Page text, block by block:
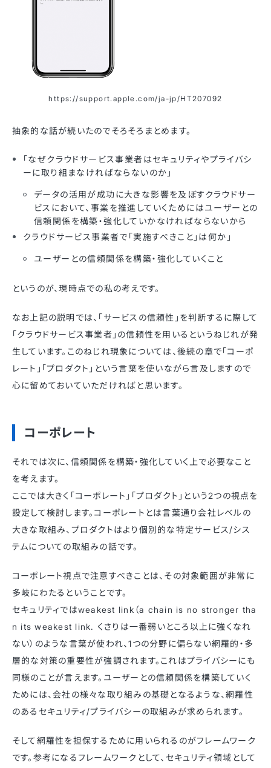
https://support.apple.com/ja-jp/HT207092
抽象的な話が続いたのでそろそろまとめます。
「なぜクラウドサービス事業者はセキュリティやプライバシ
ーに取り組まなければならないのか」
データの活用が成功に大きな影響を及ぼすクラウドサー
ビスにおいて、事業を推進していくためにはユーザーとの
信頼関係を構築・強化していかなければならないから
クラウドサービス事業者で「実施すべきこと」は何か」
ユーザーとの信頼関係を構築・強化していくこと
というのが、現時点での私の考えです。
なお上記の説明では、「サービスの信頼性」を判断するに際して
「クラウドサービス事業者」の信頼性を用いるというねじれが発
生しています。このねじれ現象については、後続の章で「コーポ
レート」「プロダクト」という言葉を使いながら言及しますので
心に留めておいていただければと思います。
コーポレート
それでは次に、信頼関係を構築・強化していく上で必要なこと
を考えます。
ここでは大きく「コーポレート」「プロダクト」という2つの視点を
設定して検討します。コーポレートとは言葉通り会社レベルの
大きな取組み、プロダクトはより個別的な特定サービス/シス
テムについての取組みの話です。
コーポレート視点で注意すべきことは、その対象範囲が非常に
多岐にわたるということです。
セキュリティではweakest link（a chain is no stronger tha
n its weakest link. くさりは一番弱いところ以上に強くなれ
ない）のような言葉が使われ、1つの分野に偏らない網羅的・多
層的な対策の重要性が強調されます。これはプライバシーにも
同様のことが言えます。ユーザーとの信頼関係を構築していく
ためには、会社の様々な取り組みの基礎となるような、網羅性
のあるセキュリティ/プライバシーの取組みが求められます。
そして網羅性を担保するために用いられるのがフレームワーク
です。参考になるフレームワークとして、セキュリティ領域として